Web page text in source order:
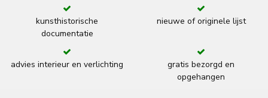
kunsthistorische
documentatie
nieuwe of originele lijst
advies interieur en verlichting
gratis bezorgd en
opgehangen